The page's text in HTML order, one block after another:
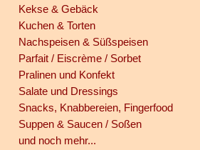
Kekse & Gebäck
Kuchen & Torten
Nachspeisen & Süßspeisen
Parfait / Eiscrème / Sorbet
Pralinen und Konfekt
Salate und Dressings
Snacks, Knabbereien, Fingerfood
Suppen & Saucen / Soßen
und noch mehr...